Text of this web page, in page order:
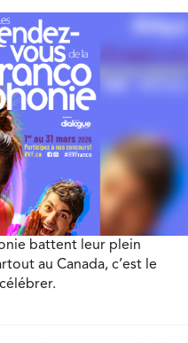
battent leur plein
au Canada, c’est le